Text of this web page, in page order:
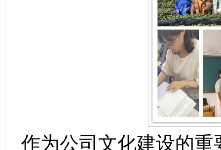
作为公司文化建设的